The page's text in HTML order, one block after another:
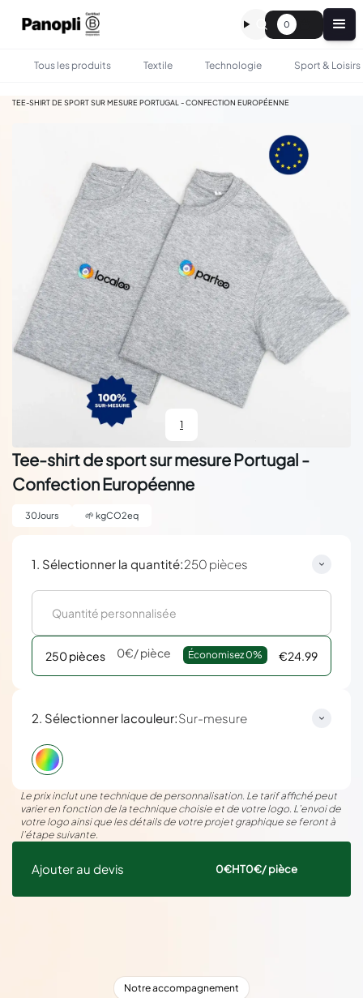
0
Tous les produits Textile Technologie Sport & Loisirs
TEE-SHIRT DE SPORT SUR MESURE PORTUGAL - CONFECTION EUROPÉENNE
1
Tee-shirt de sport sur mesure Portugal -
Confection Européenne
30Jours 🌱kgCO2eq
1. Sélectionner la quantité:250 pièces
250 pièces 0€/ pièce Économisez 0% €24.99
2. Sélectionner lacouleur:Sur-mesure
Le prix inclut une technique de personnalisation. Le tarif affiché peut
varier en fonction de la technique choisie et de votre logo. L’envoi de
votre logo ainsi que les détails de votre projet graphique se feront à
l’étape suivante.
Ajouter au devis 0€HT0€/ pièce
Notre accompagnement